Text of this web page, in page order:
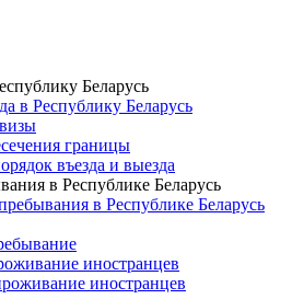
Беларусь
в Республику Беларусь
границы
въезда и выезда
в Республике Беларусь
в Республике Беларусь
иностранцев
иностранцев